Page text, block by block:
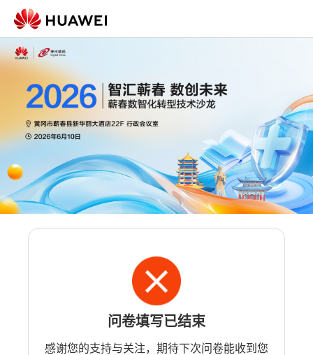
问卷填写已结束
感谢您的支持与关注，期待下次问卷能收到您